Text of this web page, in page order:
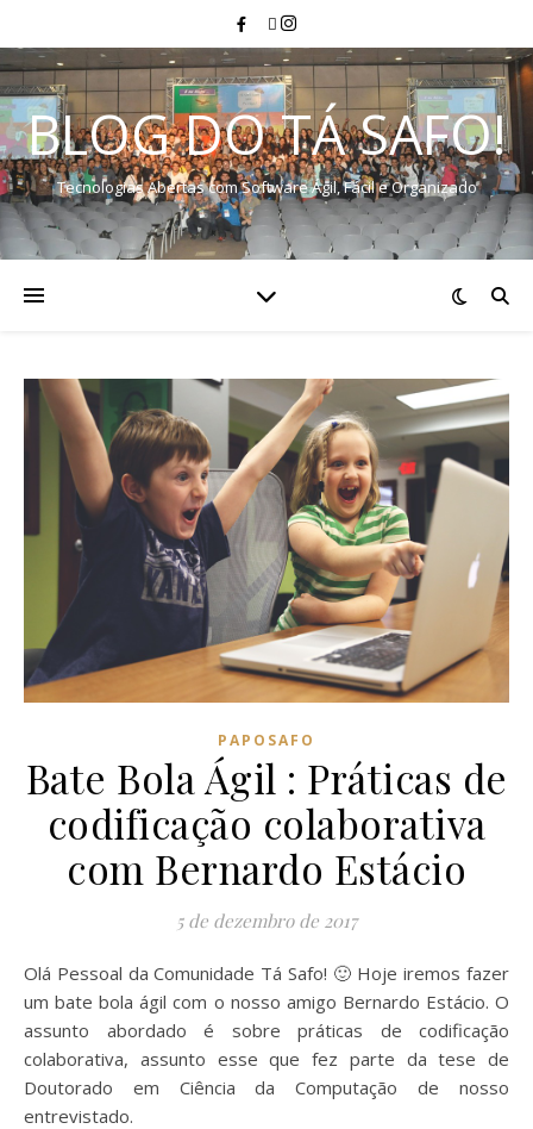
BLOG DO TÁ SAFO!
Tecnologias Abertas com Software Ágil, Fácil e Organizado
PAPOSAFO
Bate Bola Ágil : Práticas de
codificação colaborativa
com Bernardo Estácio
5 de dezembro de 2017
Olá Pessoal da Comunidade Tá Safo! 🙂 Hoje iremos fazer
um bate bola ágil com o nosso amigo Bernardo Estácio. O
assunto abordado é sobre práticas de codificação
colaborativa, assunto esse que fez parte da tese de
Doutorado em Ciência da Computação de nosso
entrevistado.